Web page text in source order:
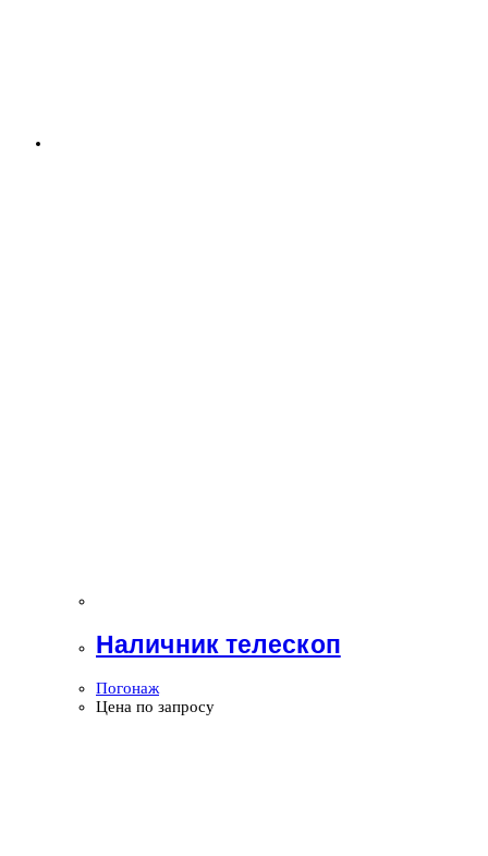
Наличник телескоп
Погонаж
Цена по запросу